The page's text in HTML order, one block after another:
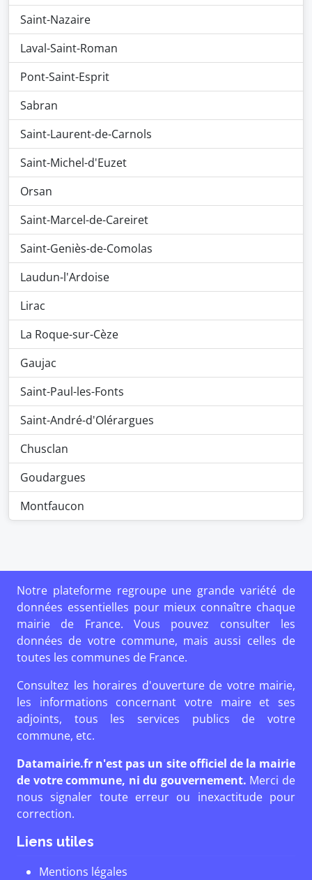
Saint-Nazaire
Laval-Saint-Roman
Pont-Saint-Esprit
Sabran
Saint-Laurent-de-Carnols
Saint-Michel-d'Euzet
Orsan
Saint-Marcel-de-Careiret
Saint-Geniès-de-Comolas
Laudun-l'Ardoise
Lirac
La Roque-sur-Cèze
Gaujac
Saint-Paul-les-Fonts
Saint-André-d'Olérargues
Chusclan
Goudargues
Montfaucon
Notre plateforme regroupe une grande variété de
données essentielles pour mieux connaître chaque
mairie de France. Vous pouvez consulter les
données de votre commune, mais aussi celles de
toutes les communes de France.
Consultez les horaires d'ouverture de votre mairie,
les informations concernant votre maire et ses
adjoints, tous les services publics de votre
commune, etc.
Datamairie.fr n'est pas un site officiel de la mairie
de votre commune, ni du gouvernement. Merci de
nous signaler toute erreur ou inexactitude pour
correction.
Liens utiles
Mentions légales